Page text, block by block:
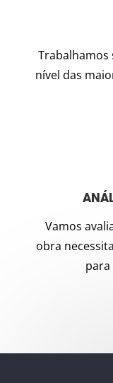
nível das
Vamos
obra
para